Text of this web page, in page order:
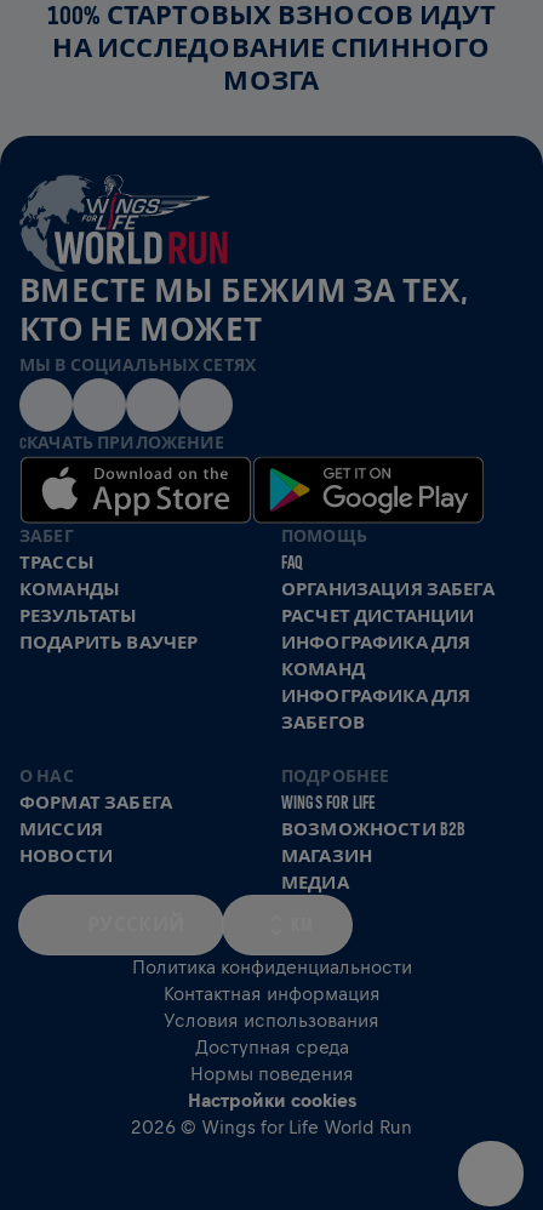
100% СТАРТОВЫХ ВЗНОСОВ ИДУТ
НА ИССЛЕДОВАНИЕ СПИННОГО
МОЗГА
ВМЕСТЕ МЫ БЕЖИМ ЗА ТЕХ,
КТО НЕ МОЖЕТ
МЫ В СОЦИАЛЬНЫХ СЕТЯХ
CКАЧАТЬ ПРИЛОЖЕНИЕ
ЗАБЕГ
ТРАССЫ
КОМАНДЫ
РЕЗУЛЬТАТЫ
ПОДАРИТЬ ВАУЧЕР
ПОМОЩЬ
FAQ
ОРГАНИЗАЦИЯ ЗАБЕГА
РАСЧЕТ ДИСТАНЦИИ
ИНФОГРАФИКА ДЛЯ
КОМАНД
ИНФОГРАФИКА ДЛЯ
ЗАБЕГОВ
О НАС
ФОРМАТ ЗАБЕГА
МИССИЯ
НОВОСТИ
ПОДРОБНЕЕ
WINGS FOR LIFE
ВОЗМОЖНОСТИ B2B
МАГАЗИН
МЕДИА
Политика конфиденциальности
Контактная информация
Условия использования
Доступная среда
Нормы поведения
Настройки cookies
2026 © Wings for Life World Run